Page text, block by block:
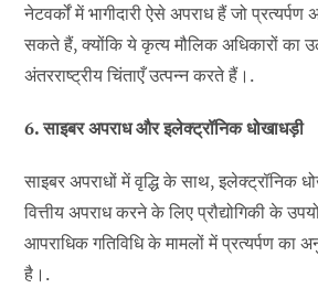
नेटवर्कों में भागीदारी ऐसे अपराध हैं जो
सकते हैं, क्योंकि ये कृत्य मौलिक अधिकारों का
अंतरराष्ट्रीय चिंताएँ उत्पन्न करते हैं।.
6. साइबर अपराध और इलेक्ट्रॉनिक धोखाधड़ी
साइबर अपराधों में वृद्धि के साथ, इलेक्ट्रॉनिक
वित्तीय अपराध करने के लिए प्रौद्योगिकी के
आपराधिक गतिविधि के मामलों में प्रत्यर्पण का
है।.